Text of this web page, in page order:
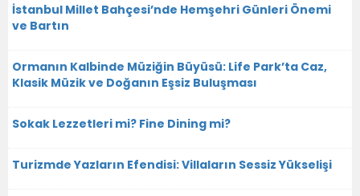
İstanbul Millet Bahçesi’nde Hemşehri Günleri Önemi
ve Bartın
Ormanın Kalbinde Müziğin Büyüsü: Life Park’ta Caz,
Klasik Müzik ve Doğanın Eşsiz Buluşması
Sokak Lezzetleri mi? Fine Dining mi?
Turizmde Yazların Efendisi: Villaların Sessiz Yükselişi